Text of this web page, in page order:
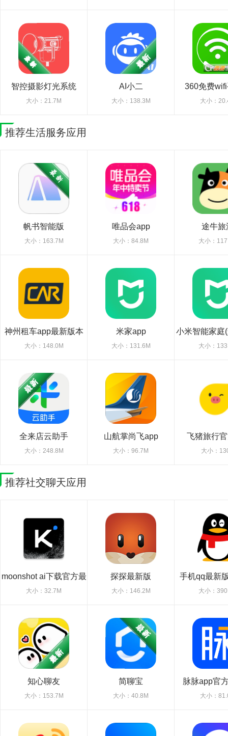
智控摄影灯光系统
大小：21.7M
AI小二
大小：138.3M
360免费
大小：
推荐生活服务应用
帆书智能版
大小：163.7M
唯品会app
大小：84.8M
途牛旅
大小：
神州租车app最新版本
大小：148.0M
米家app
大小：131.6M
小米智能家庭
大小：
全来店云助手
大小：248.8M
山航掌尚飞app
大小：96.7M
飞猪旅行
大小：
推荐社交聊天应用
moonshot ai下载官方最
新版
大小：32.7M
探探最新版
大小：146.2M
手机qq最新
大小：
知心聊友
大小：153.7M
简聊宝
大小：40.8M
脉脉app官
大小：